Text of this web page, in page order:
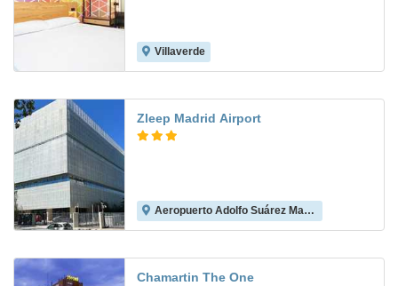
Villaverde
Zleep Madrid Airport
Aeropuerto Adolfo Suárez Madrid-Barajas
Chamartin The One